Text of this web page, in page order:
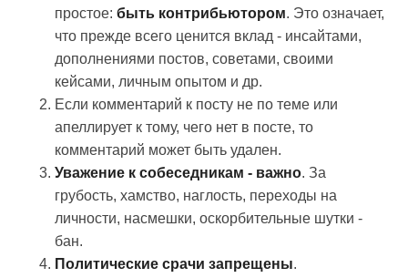
простое: быть контрибьютором. Это означает,
что прежде всего ценится вклад - инсайтами,
дополнениями постов, советами, своими
кейсами, личным опытом и др.
Если комментарий к посту не по теме или
апеллирует к тому, чего нет в посте, то
комментарий может быть удален.
Уважение к собеседникам - важно. За
грубость, хамство, наглость, переходы на
личности, насмешки, оскорбительные шутки -
бан.
Политические срачи запрещены.